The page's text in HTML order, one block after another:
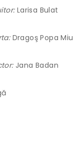
Larisa Bulat
Dragoş Popa Miu
Jana Badan